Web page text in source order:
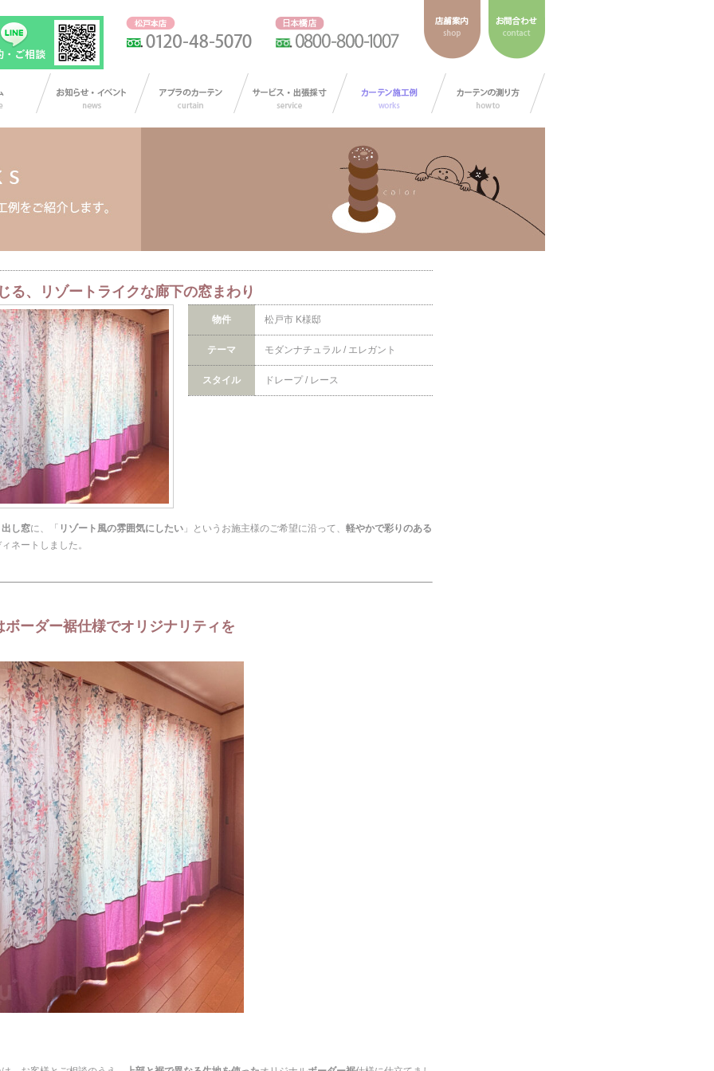
る、リゾートライクな廊下の窓まわり
物件 松戸市 K様邸
テーマ モダンナチュラル / エレガント
スタイル ドレープ / レース
し窓に、「 リゾート風の雰囲気にしたい」というお施主様のご希望に沿って、 軽やかで彩りのある
ネートしました。
ボーダー裾仕様でオリジナリティを